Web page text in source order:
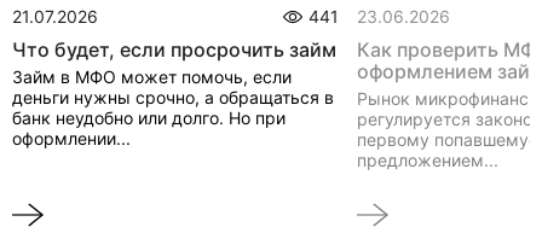
21.07.2026 441
Что будет, если просрочить займ
Займ в МФО может помочь, если
деньги нужны срочно, а обращаться в
банк неудобно или долго. Но при
оформлении...
23.06.2026
Как проверить
оформлением
Рынок
регулируется
первому
предложением...